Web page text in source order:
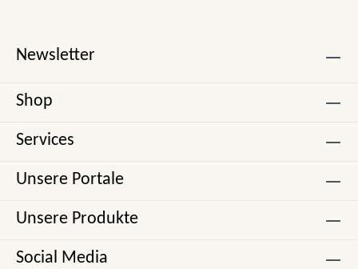
Newsletter
Shop
Services
Unsere Portale
Unsere Produkte
Social Media